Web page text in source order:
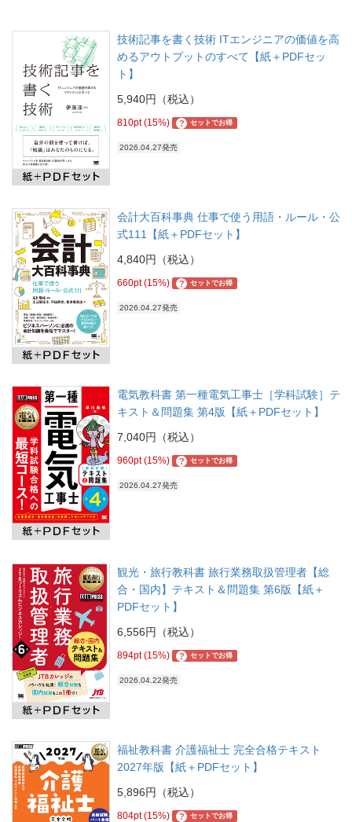
技術記事を書く技術 ITエンジニアの価値を高
めるアウトプットのすべて【紙＋PDFセッ
ト】
5,940円（税込）
810pt (15%) ? セットでお得
2026.04.27発売
会計大百科事典 仕事で使う用語・ルール・公
式111【紙＋PDFセット】
4,840円（税込）
660pt (15%) ? セットでお得
2026.04.27発売
電気教科書 第一種電気工事士［学科試験］テ
キスト＆問題集 第4版【紙＋PDFセット】
7,040円（税込）
960pt (15%) ? セットでお得
2026.04.27発売
観光・旅行教科書 旅行業務取扱管理者【総
合・国内】テキスト＆問題集 第6版【紙＋
PDFセット】
6,556円（税込）
894pt (15%) ? セットでお得
2026.04.22発売
福祉教科書 介護福祉士 完全合格テキスト
2027年版【紙＋PDFセット】
5,896円（税込）
804pt (15%) ? セットでお得